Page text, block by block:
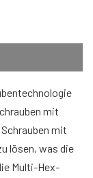
mit
mit
lösen, was die
Multi-Hex-